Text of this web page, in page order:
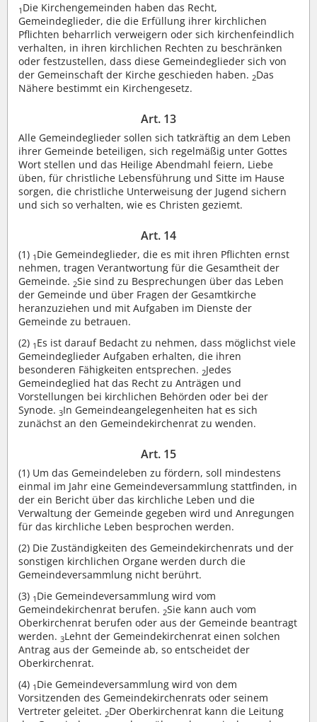
1 Die Kirchengemeinden haben das Recht,
Gemeindeglieder, die die Erfüllung ihrer kirchlichen
Pflichten beharrlich verweigern oder sich kirchenfeindlich
verhalten, in ihren kirchlichen Rechten zu beschränken
oder festzustellen, dass diese Gemeindeglieder sich von
der Gemeinschaft der Kirche geschieden haben. 2Das
Nähere bestimmt ein Kirchengesetz.
Art. 13
Alle Gemeindeglieder sollen sich tatkräftig an dem Leben
ihrer Gemeinde beteiligen, sich regelmäßig unter Gottes
Wort stellen und das Heilige Abendmahl feiern, Liebe
üben, für christliche Lebensführung und Sitte im Hause
sorgen, die christliche Unterweisung der Jugend sichern
und sich so verhalten, wie es Christen geziemt.
Art. 14
(1) 1 Die Gemeindeglieder, die es mit ihren Pflichten ernst
nehmen, tragen Verantwortung für die Gesamtheit der
Gemeinde. 2Sie sind zu Besprechungen über das Leben
der Gemeinde und über Fragen der Gesamtkirche
heranzuziehen und mit Aufgaben im Dienste der
Gemeinde zu betrauen.
(2) 1 Es ist darauf Bedacht zu nehmen, dass möglichst viele
Gemeindeglieder Aufgaben erhalten, die ihren
besonderen Fähigkeiten entsprechen. 2Jedes
Gemeindeglied hat das Recht zu Anträgen und
Vorstellungen bei kirchlichen Behörden oder bei der
Synode. 3In Gemeindeangelegenheiten hat es sich
zunächst an den Gemeindekirchenrat zu wenden.
Art. 15
(1) Um das Gemeindeleben zu fördern, soll mindestens
einmal im Jahr eine Gemeindeversammlung stattfinden, in
der ein Bericht über das kirchliche Leben und die
Verwaltung der Gemeinde gegeben wird und Anregungen
für das kirchliche Leben besprochen werden.
(2) Die Zuständigkeiten des Gemeindekirchenrats und der
sonstigen kirchlichen Organe werden durch die
Gemeindeversammlung nicht berührt.
(3) 1 Die Gemeindeversammlung wird vom
Gemeindekirchenrat berufen. 2Sie kann auch vom
Oberkirchenrat berufen oder aus der Gemeinde beantragt
werden. 3Lehnt der Gemeindekirchenrat einen solchen
Antrag aus der Gemeinde ab, so entscheidet der
Oberkirchenrat.
(4) 1 Die Gemeindeversammlung wird von dem
Vorsitzenden des Gemeindekirchenrats oder seinem
Vertreter geleitet. 2Der Oberkirchenrat kann die Leitung